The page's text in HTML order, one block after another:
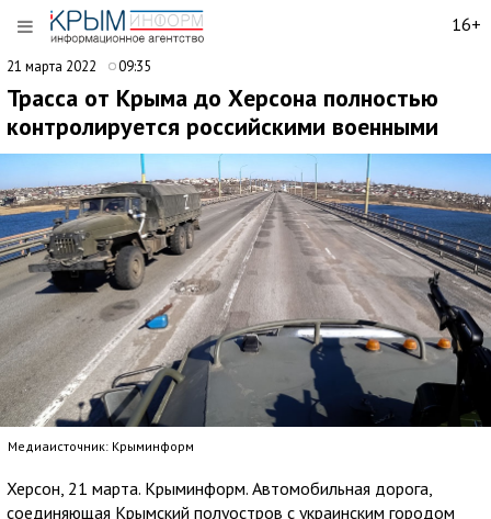
16+
21 марта 2022 09:35
Трасса от Крыма до Херсона полностью
контролируется российскими военными
Медиаисточник: Крыминформ
Херсон, 21 марта. Крыминформ. Автомобильная дорога,
соединяющая Крымский полуостров с украинским городом